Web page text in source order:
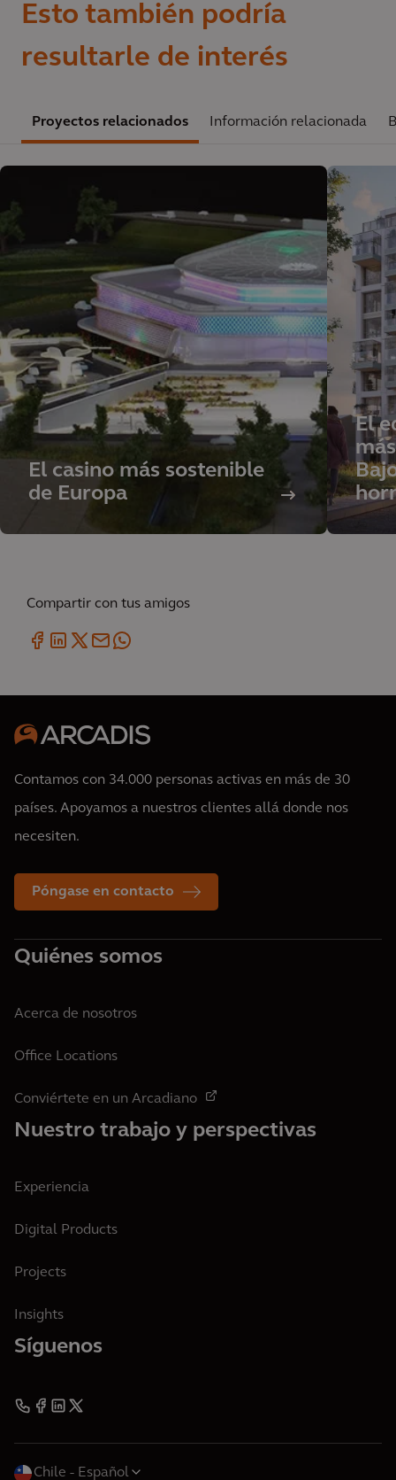
Esto también podría
resultarle de interés
Proyectos relacionados Información relacionada
El casino más sostenible
de Europa
El
Compartir con tus amigos
Contamos con 34.000 personas activas en más de 30
países. Apoyamos a nuestros clientes allá donde nos
necesiten.
Póngase en contacto
Quiénes somos
Acerca de nosotros
Office Locations
Conviértete en un Arcadiano
Nuestro trabajo y perspectivas
Experiencia
Digital Products
Projects
Insights
Síguenos
Chile Español